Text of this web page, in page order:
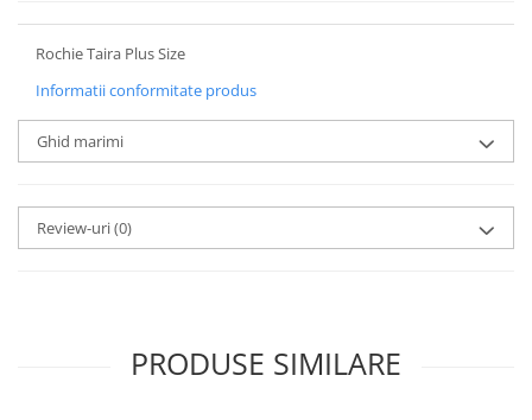
Rochie Taira Plus Size
Informatii conformitate produs
Ghid marimi
Review-uri(0)
PRODUSE SIMILARE